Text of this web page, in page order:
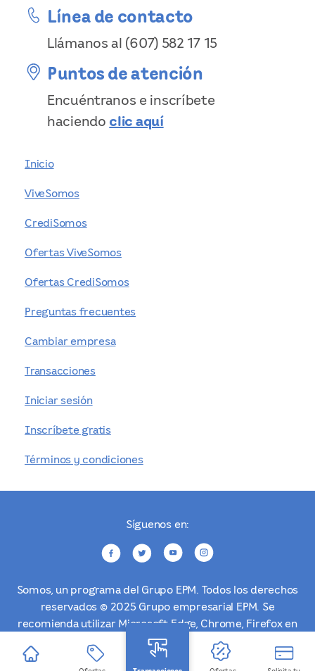
Línea de contacto
Llámanos al (607) 582 17 15
Puntos de atención
Encuéntranos e inscríbete
haciendo clic aquí
Inicio
ViveSomos
CrediSomos
Ofertas ViveSomos
Ofertas CrediSomos
Preguntas frecuentes
Cambiar empresa
Transacciones
Iniciar sesión
Inscríbete gratis
Términos y condiciones
Síguenos en:
Somos, un programa del Grupo EPM. Todos los derechos
reservados © 2025 Grupo empresarial EPM. Se
recomienda utilizar Microsoft Edge, Chrome, Firefox en
una resolución de 1024 x 768 o superior.